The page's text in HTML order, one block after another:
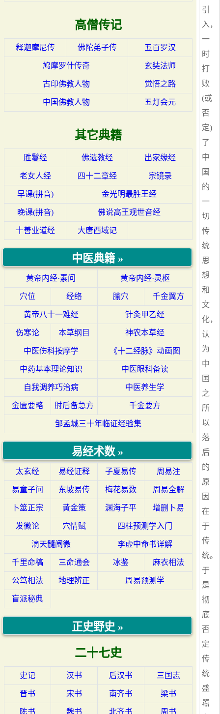
高僧传记
释迦摩尼传 佛陀弟子传 五百罗汉
鸠摩罗什传奇 玄奘法师
古印佛教人物 觉悟之路
中国佛教人物 五灯会元
其它典籍
胜鬘经 佛遗教经 出家缘经
老女人经 四十二章经 宗镜录
早课(拼音) 金光明最胜王经
晚课(拼音) 佛说高王观世音经
十善业道经 大唐西域记
中医典籍 »
黄帝内经·素问 黄帝内经·灵枢
穴位 经络 腧穴 千金翼方
黄帝八十一难经 针灸甲乙经
伤寒论 本草纲目 神农本草经
中医伤科按摩学 《十二经脉》动画图
中药基本理论知识 中医眼科备读
自我调养巧治病 中医养生学
金匮要略 肘后备急方 千金要方
邹孟城三十年临证经验集
易经术数 »
太玄经 易经证释 子夏易传 周易注
易童子问 东坡易传 梅花易数 周易全解
卜筮正宗 黄金策 渊海子平 增删卜易
发微论 穴情赋 四柱预测学入门
滴天髓阐微 李虚中命书详解
千里命稿 三命通会 冰鉴 麻衣相法
公笃相法 地理辨正 周易预测学
盲派秘典
正史野史 »
二十七史
史记 汉书 后汉书 三国志
晋书 宋书 南齐书 梁书
陈书 魏书 北齐书 周书
引
入，
一
时
打
败
(或
否
定)
了
中
国
的
一
切
传
统
思
想
和
文
化，
认
为
中
国
之
所
以
落
后
的
原
因
在
于
传
统。
于
是
彻
底
否
定
传
统
盛
嚣